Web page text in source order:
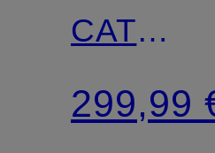
Regular
Fit
299,99